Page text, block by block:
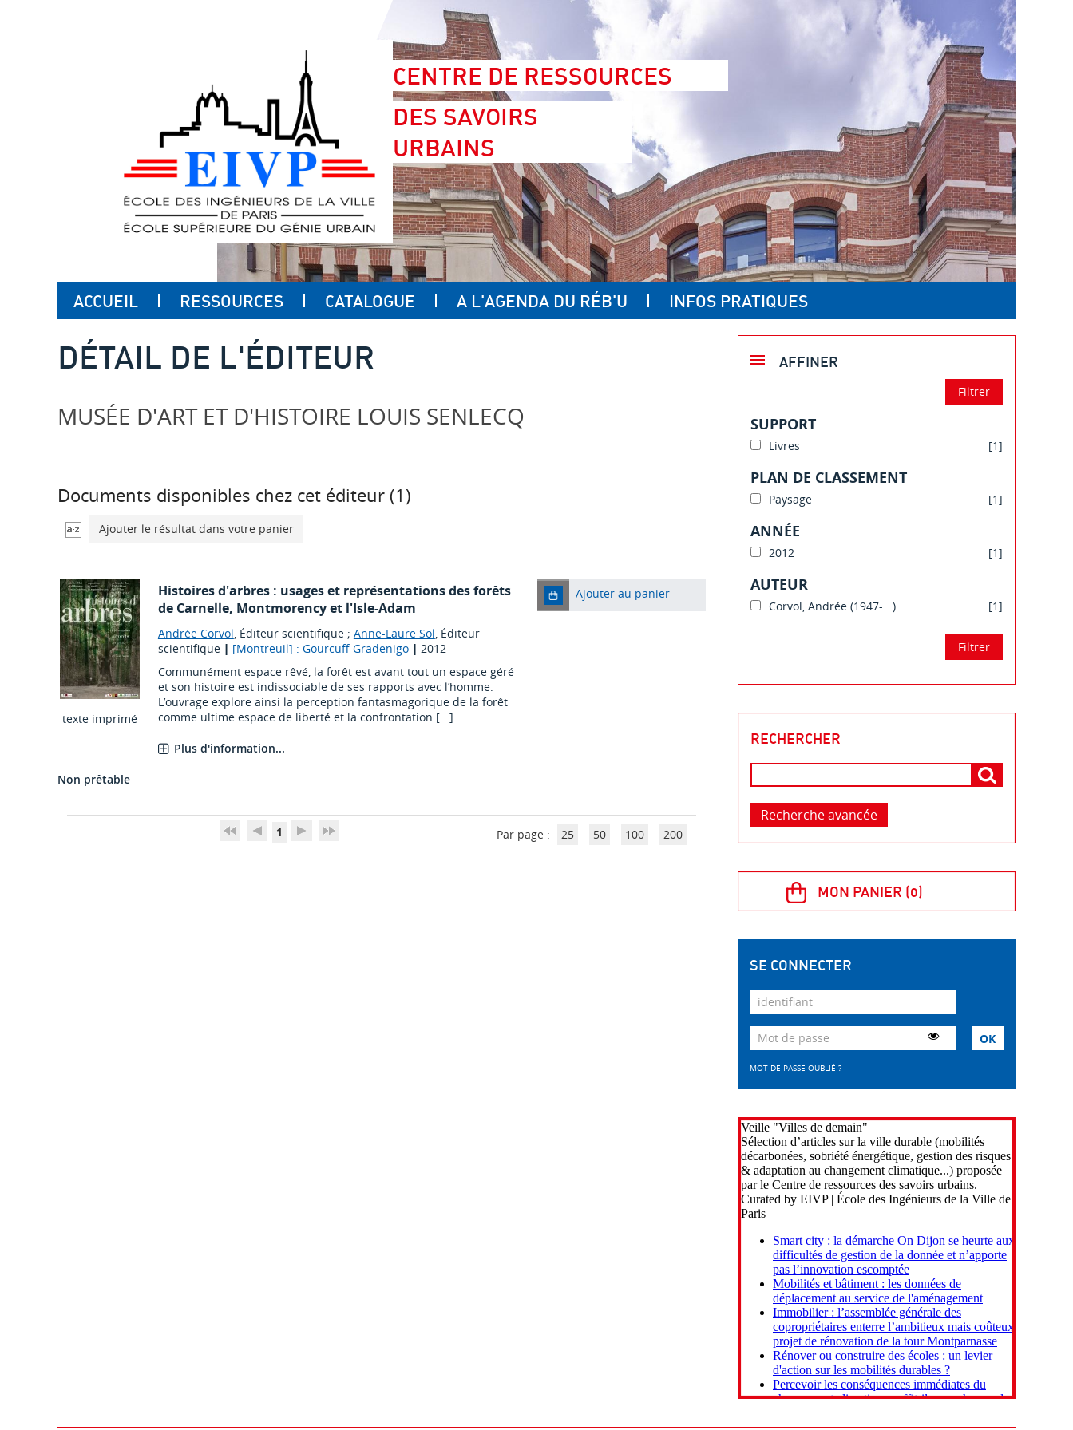
CENTRE DE RESSOURCES
DES SAVOIRS
URBAINS
ACCUEIL RESSOURCES CATALOGUE A L'AGENDA DU RÉB'U INFOS PRATIQUES
DÉTAIL DE L'ÉDITEUR
MUSÉE D'ART ET D'HISTOIRE LOUIS SENLECQ
Documents disponibles chez cet éditeur (1 )
Ajouter le résultat dans votre panier
texte imprimé
Histoires d'arbres : usages et représentations des forêts
de Carnelle, Montmorency et l'Isle-Adam
Andrée Corvol, Éditeur scientifique ; Anne-Laure Sol, Éditeur
scientifique | [Montreuil] : Gourcuff Gradenigo| 2012
Communément espace rêvé, la forêt est avant tout un espace géré
et son histoire est indissociable de ses rapports avec l’homme.
L’ouvrage explore ainsi la perception fantasmagorique de la forêt
comme ultime espace de liberté et la confrontation [...]
Plus d'information...
Ajouter au panier
Non prêtable
1 Par page : 25 50 100 200
AFFINER
SUPPORT
Livres [1]
PLAN DE CLASSEMENT
Paysage [1]
ANNÉE
2012 [1]
AUTEUR
Corvol, Andrée (1947-...) [1]
RECHERCHER
Recherche avancée
SE CONNECTER
MOT DE PASSE OUBLIÉ ?